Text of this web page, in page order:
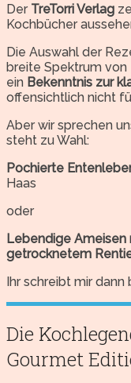
Der TreTorri Verlag
Kochbücher
Die Auswahl der
breite Spektrum von
ein Bekenntnis zur
offensichtlich nicht
Aber wir sprechen
steht zu Wahl:
Pochierte
Haas
oder
Lebendige
getrocknetem
Ihr schreibt mir
Die
Gourmet